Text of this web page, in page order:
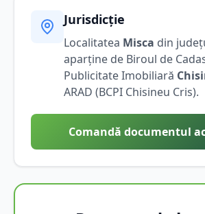
Jurisdicție
Localitatea Misca din
aparține de Biroul de
Publicitate Imobiliară
ARAD (BCPI Chisineu Cris).
Comandă documentul